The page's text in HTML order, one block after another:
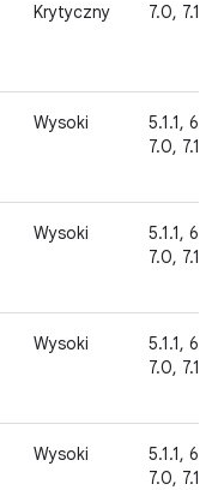
Krytyczny 7.0,
Wysoki
5.1.1,
7.0,
Wysoki
5.1.1,
7.0,
Wysoki
5.1.1,
7.0,
Wysoki
5.1.1,
7.0,